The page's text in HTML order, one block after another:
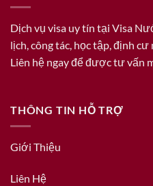
Dịch vụ visa uy tín tại Visa
lịch, công tác, học tập, định
Liên hệ ngay để được tư vấn
THÔNG TIN HỖ TRỢ
Giới Thiệu
Liên Hệ